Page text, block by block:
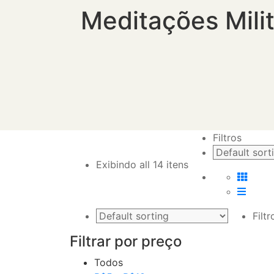
Meditações
Exibindo all 14 itens
Filtros
Filtrar por preço
Todos